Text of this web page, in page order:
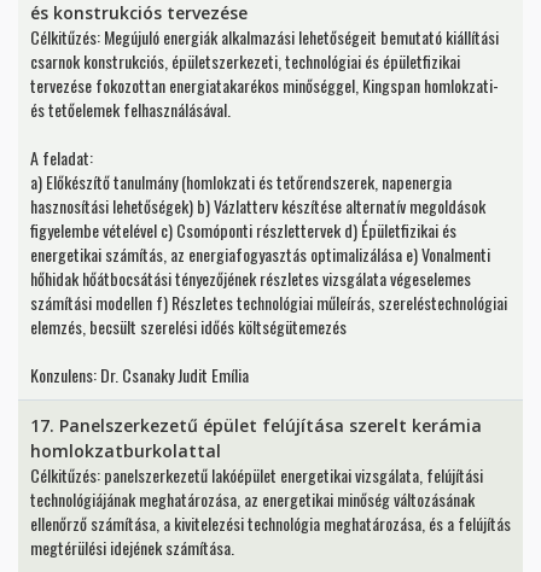
és konstrukciós tervezése
Célkitűzés: Megújuló energiák alkalmazási lehetőségeit bemutató kiállítási
csarnok konstrukciós, épületszerkezeti, technológiai és épületfizikai
tervezése fokozottan energiatakarékos minőséggel, Kingspan homlokzati-
és tetőelemek felhasználásával.
A feladat:
a) Előkészítő tanulmány (homlokzati és tetőrendszerek, napenergia
hasznosítási lehetőségek) b) Vázlatterv készítése alternatív megoldások
figyelembe vételével c) Csomóponti részlettervek d) Épületfizikai és
energetikai számítás, az energiafogyasztás optimalizálása e) Vonalmenti
hőhidak hőátbocsátási tényezőjének részletes vizsgálata végeselemes
számítási modellen f) Részletes technológiai műleírás, szereléstechnológiai
elemzés, becsült szerelési időés költségütemezés
Konzulens: Dr. Csanaky Judit Emília
17. Panelszerkezetű épület felújítása szerelt kerámia
homlokzatburkolattal
Célkitűzés: panelszerkezetű lakóépület energetikai vizsgálata, felújítási
technológiájának meghatározása, az energetikai minőség változásának
ellenőrző számítása, a kivitelezési technológia meghatározása, és a felújítás
megtérülési idejének számítása.